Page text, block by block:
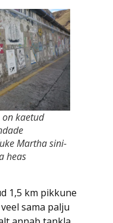
on kaetud
Martha sini-
heas
1,5 km pikkune
sama palju